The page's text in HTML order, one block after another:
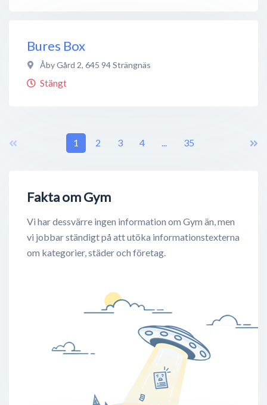
Fakta om Gym
Vi har dessvärre ingen information om Gym än, men
vi jobbar ständigt på att utöka informationstexterna
om kategorier, städer och företag.
Bures Box
Åby Gård 2, 645 94Strängnäs
Stängt
1 2 3 4 ... 35